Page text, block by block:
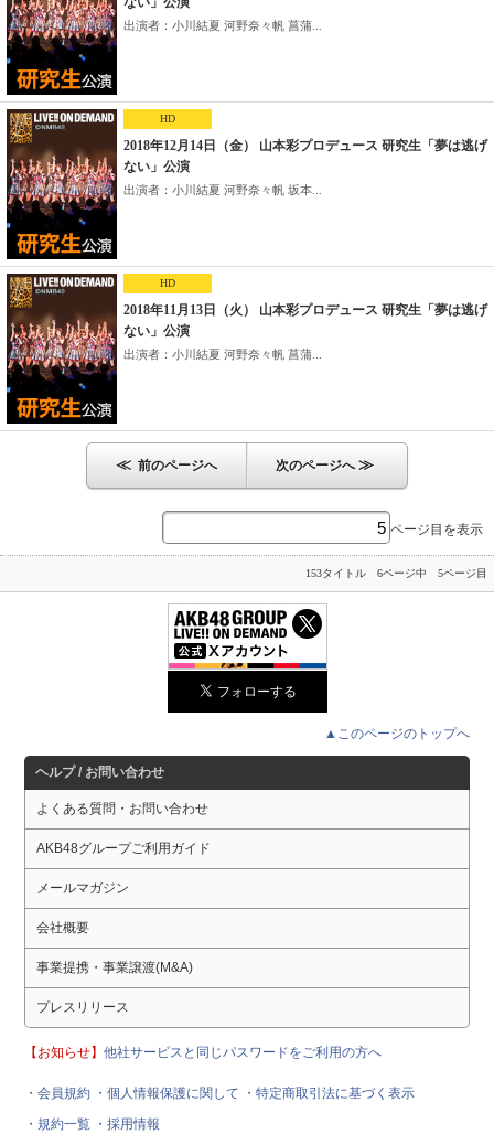
出演者：小川結夏 河野奈々帆 菖蒲...
HD
2018年12月14日（金） 山本彩プロデュース 研究生「夢は逃げ
ない」公演
出演者：小川結夏 河野奈々帆 坂本...
HD
2018年11月13日（火） 山本彩プロデュース 研究生「夢は逃げ
ない」公演
出演者：小川結夏 河野奈々帆 菖蒲...
≪ 前のページへ 次のページへ≫
ページ目を表示
153タイトル 6ページ中 5ページ目
▲このページのトップへ
ヘルプ / お問い合わせ
よくある質問・お問い合わせ
AKB48グループご利用ガイド
メールマガジン
会社概要
事業提携・事業譲渡(M&A)
プレスリリース
【お知らせ】他社サービスと同じパスワードをご利用の方へ
・会員規約 ・個人情報保護に関して
・特定商取引法に基づく表示
・規約一覧 ・採用情報